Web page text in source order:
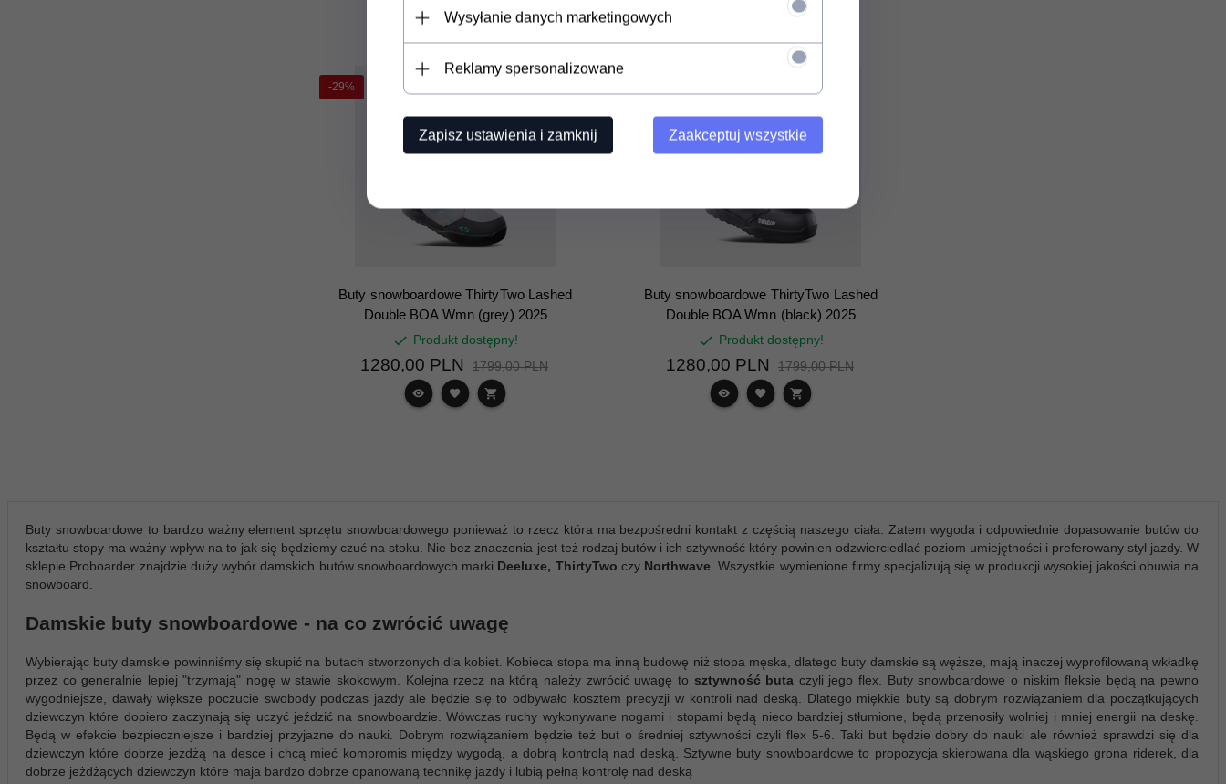
-29%
Buty snowboardowe ThirtyTwo Lashed
Double BOA Wmn (grey) 2025
Produkt dostępny!
1280,00 PLN 1799,00 PLN
Buty snowboardowe ThirtyTwo Lashed
Double BOA Wmn (black) 2025
Produkt dostępny!
1280,00 PLN 1799,00 PLN
Buty snowboardowe to bardzo ważny element sprzętu snowboardowego ponieważ to rzecz która ma bezpośredni kontakt z częścią naszego ciała. Zatem wygoda i odpowiednie dopasowanie butów do
kształtu stopy ma ważny wpływ na to jak się będziemy czuć na stoku. Nie bez znaczenia jest też rodzaj butów i ich sztywność który powinien odzwierciedlać poziom umiejętności i preferowany styl jazdy. W
sklepie Proboarder znajdzie duży wybór damskich butów snowboardowych marki Deeluxe, ThirtyTwo czy Northwave. Wszystkie wymienione firmy specjalizują się w produkcji wysokiej jakości obuwia na
snowboard.
Damskie buty snowboardowe - na co zwrócić uwagę
Wybierając buty damskie powinniśmy się skupić na butach stworzonych dla kobiet. Kobieca stopa ma inną budowę niż stopa męska, dlatego buty damskie są węższe, mają inaczej wyprofilowaną wkładkę
przez co generalnie lepiej "trzymają" nogę w stawie skokowym. Kolejna rzecz na którą należy zwrócić uwagę to sztywność buta czyli jego flex. Buty snowboardowe o niskim fleksie będą na pewno
wygodniejsze, dawały większe poczucie swobody podczas jazdy ale będzie się to odbywało kosztem precyzji w kontroli nad deską. Dlatego miękkie buty są dobrym rozwiązaniem dla początkujących
dziewczyn które dopiero zaczynają się uczyć jeździć na snowboardzie. Wówczas ruchy wykonywane nogami i stopami będą nieco bardziej stłumione, będą przenosiły wolniej i mniej energii na deskę.
Będą w efekcie bezpieczniejsze i bardziej przyjazne do nauki. Dobrym rozwiązaniem będzie też but o średniej sztywności czyli flex 5-6. Taki but będzie dobry do nauki ale również sprawdzi się dla
dziewczyn które dobrze jeżdżą na desce i chcą mieć kompromis między wygodą, a dobrą kontrolą nad deską. Sztywne buty snowboardowe to propozycja skierowana dla wąskiego grona riderek, dla
dobrze jeżdżących dziewczyn które maja bardzo dobrze opanowaną technikę jazdy i lubią pełną kontrolę nad deską
Wysyłanie danych marketingowych
Reklamy spersonalizowane
Zapisz ustawienia i zamknij Zaakceptuj wszystkie